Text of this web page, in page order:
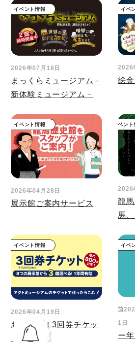
イベント情報
2026年07月18日
まっくらミュージアム－
新体験ミュージアム－
イベ
2026
絵
イベント情報
2026年04月28日
展示館ご案内サービス
イベン
2026
龍
馬
イベント情報
2026年04月19日
おすすめ！3回券チケッ
イベ
1日
ー